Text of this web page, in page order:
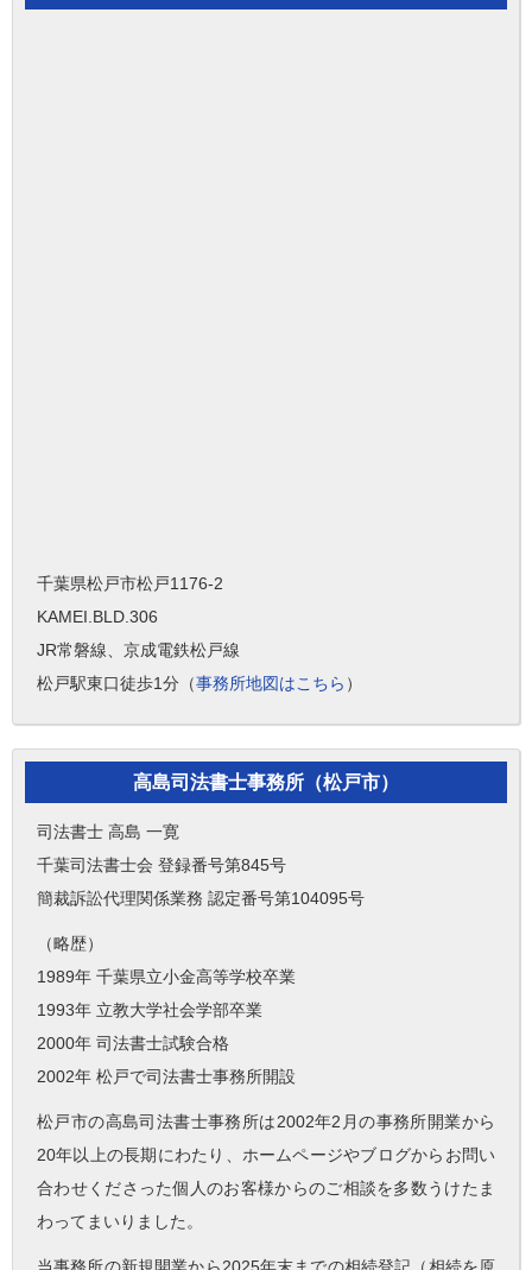
千葉県松戸市松戸1176-2
KAMEI.BLD.306
JR常磐線、京成電鉄松戸線
松戸駅東口徒歩1分（事務所地図はこちら ）
高島司法書士事務所（松戸市）
司法書士 高島 一寛
千葉司法書士会 登録番号第845号
簡裁訴訟代理関係業務 認定番号第104095号
（略歴）
1989年 千葉県立小金高等学校卒業
1993年 立教大学社会学部卒業
2000年 司法書士試験合格
2002年 松戸で司法書士事務所開設
松戸市の高島司法書士事務所は2002年2月の事務所開業から
20年以上の長期にわたり、ホームページやブログからお問い
合わせくださった個人のお客様からのご相談を多数うけたま
わってまいりました。
当事務所の新規開業から2025年末までの相続登記（相続を原